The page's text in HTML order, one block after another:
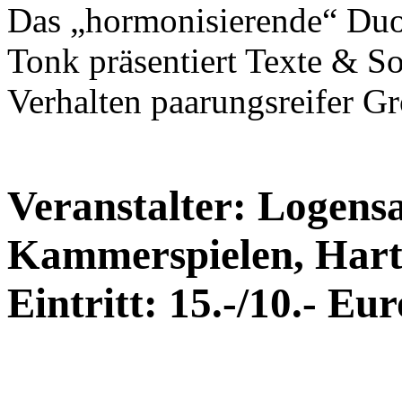
Das „hormonisierende“
Tonk präsentiert Texte &
Verhalten paarungsreifer
Veranstalter:
Kammerspielen,
Eintritt: 15.-/10.-